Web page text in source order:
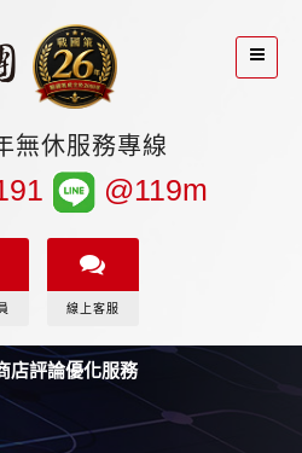
無休服務專線
@119m
線上客服
店評論優化服務